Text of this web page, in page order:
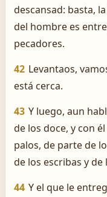
descansad: basta,
del hombre es
pecadores.
42 Levantaos,
está cerca.
43 Y luego, aun
de los doce, y con
palos, de parte de
de los escribas y de
44 Y el que le